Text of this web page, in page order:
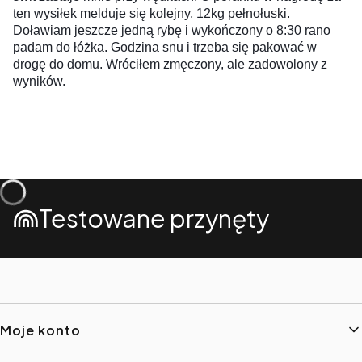
ten wysiłek melduje się kolejny, 12kg pełnołuski.
Doławiam jeszcze jedną rybę i wykończony o 8:30 rano
padam do łóżka. Godzina snu i trzeba się pakować w
drogę do domu. Wróciłem zmęczony, ale zadowolony z
wyników.
Testowane przynęty
Linki w stopce
Moje konto